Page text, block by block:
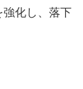
強化し、落下